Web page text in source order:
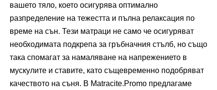
вашето тяло, което осигурява оптимално
разпределение на тежестта и пълна релаксация по
време на сън. Тези матраци не само че осигуряват
необходимата подкрепа за гръбначния стълб, но също
така спомагат за намаляване на напрежението в
мускулите и ставите, като същевременно подобряват
качеството на съня. В Matracite.Promo предлагаме